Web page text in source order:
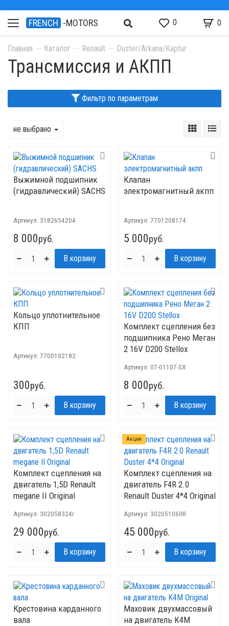
FRENCH -MOTORS 0 0
Главная Каталог Renault Duster/Arkana/Kaptur
Трансмиссия и АКПП
Фильтр по параметрам
не выбрано
Выжимной подшипник
(гидравлический) SACHS
Артикул: 3182654204
8 000руб.
Клапан
электромагнитный акпп
Артикул: 7701208174
5 000руб.
Кольцо уплотнительное
КПП
Артикул: 7700102182
300руб.
Комплект сцепления без
подшипника Рено Меган
2 16V D200 Stellox
Артикул: 07-01107-SX
8 000руб.
Комплект сцепления на
двигатель 1,5D Renault
megane II Original
Артикул: 302058324r
29 000руб.
Акция
Комплект сцепления на
двигатель F4R 2.0
Renault Duster 4*4 Original
Артикул: 302051060R
45 000руб.
Крестовина карданного
вала
Маховик двухмассовый
на двигатель K4M